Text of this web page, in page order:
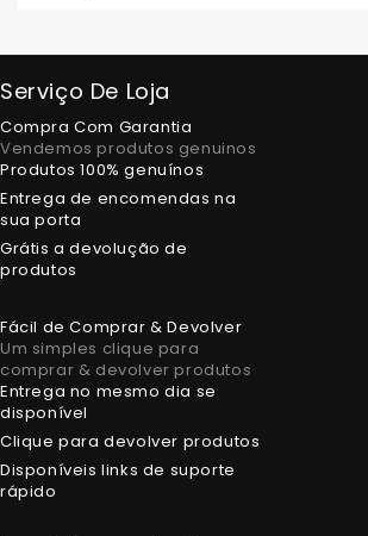
Serviço De Loja
Compra Com Garantia
Vendemos produtos genuinos
Produtos 100% genuínos
Entrega de encomendas na
sua porta
Grátis a devolução de
produtos
Fácil de Comprar & Devolver
Um simples clique para
comprar & devolver produtos
Entrega no mesmo dia se
disponível
Clique para devolver produtos
Disponíveis links de suporte
rápido